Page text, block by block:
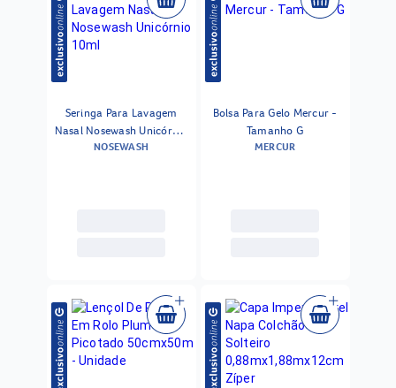
Seringa Para Lavagem
Nasal Nosewash Unicórnio
10ml
NOSEWASH
Bolsa Para Gelo Mercur -
Tamanho G
MERCUR